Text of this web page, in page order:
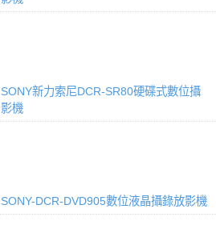
SONY新力索尼DCR-SR80硬碟式數位攝
影機
SONY-DCR-DVD905數位液晶攝錄放影機